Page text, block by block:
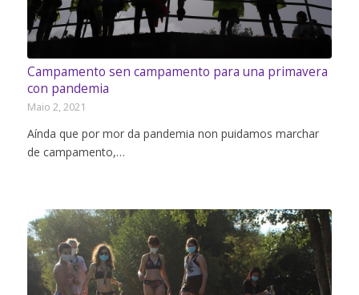
Campamento sen campamento para una primavera
con pandemia
Maio 2, 2021
Aínda que por mor da pandemia non puidamos marchar
de campamento,…